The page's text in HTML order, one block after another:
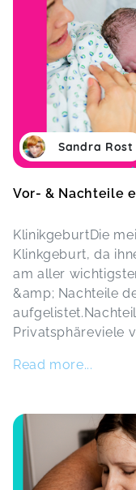
Sandra Rost
Vor- & Nachteile
KlinikgeburtDie
Klinkgeburt, da
am aller
&amp; Nachteile
Privatsphäreviele
Read more...